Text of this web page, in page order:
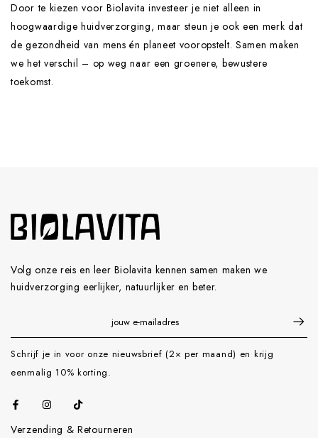
Door te kiezen voor Biolavita investeer je niet alleen in
hoogwaardige huidverzorging, maar steun je ook een merk dat
de gezondheid van mens én planeet vooropstelt. Samen maken
we het verschil – op weg naar een groenere, bewustere
toekomst.
Volg onze reis en leer Biolavita kennen samen maken we
huidverzorging eerlijker, natuurlijker en beter.
Schrijf je in voor onze nieuwsbrief (2× per maand) en krijg
eenmalig 10% korting.
Verzending & Retourneren